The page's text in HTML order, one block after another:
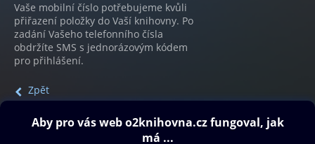
Vaše mobilní číslo potřebujeme kvůli
přiřazení položky do Vaší knihovny. Po
zadání Vašeho telefonního čísla
obdržíte SMS s jednorázovým kódem
pro přihlášení.
Zpět